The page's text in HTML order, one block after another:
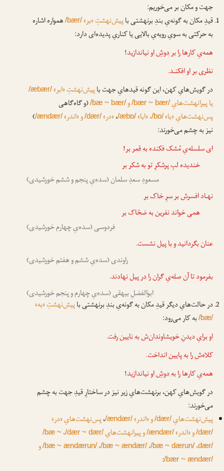
جهت و مکان بر می‌خوریم:
قیدِ مکان به گونه‌یِ بندِ برنهشتی باپیش‌نهشتِ «بر»/bær/همواره اشاره
به حرکتی به سویِ رویه‌یِ بالایی یا کناریِ پدیده‌ای دارد:
همه‌یِ کارها رابر دوشِ اونیاندازید!
نظریبر اوافکنـد.
در گویش‌هایِ کهن، این گونه قیدهایِ جهت باپیش‌نهشتِ «ابر»/æbær/
یا پیرانهشت‌هایِ/bær ~ bær/و/bæ ~ bær/(و گاه‌گاهی
پس‌نهشت‌هایِ «با»/bɒ/، «ابا»/æbɒ/،«در»/dær/و «اندر»/ændær/
)
نیز به چشم می‌خورند:
ای سلسله‌یِ مُشک فکندهبه قمر بر!
خندیده لبِ پرشکرِ تو به شکر بر
مسعودِ سعدِ سلمان (سده‌یِ پنجم و ششم خورشیدی)
نهـاد افسرشبر سرِ خاک بر
همی خواند نفرین به ضحّاک بر
فردوسی (سده‌یِ چهارم خورشیدی)
عنان بگردانید وبا پیلنشست.
راوندی (سده‌یِ ششم و هفتم خورشیدی)
بفرمود تا آن صله‌یِ گران رادر پیلنهادند.
ابوالفضلِ بیهقی (سده‌یِ چهارم و پنجم خورشیدی)
در حالت‌هایِ دیگر قیدِ مکان به گونه‌یِ بندِ برنهشتی باپیش‌نهشتِ «به»
/bæ/به کار می‌رود:
او برایِ دیدنِ خویشاوندان‌شبه نایینرفت.
کلاه‌ش رابه پایینانداخت.
همه‌یِ کارها رابه دوشِ اونیاندازید!
در گویش‌هایِ کهن، برنهشت‌هایِ زیر نیز در ساختارِ قیدِ جهت به چشم
می‌خورند:
پیش‌نهشت‌هایِ/dær/و «اندر»/ændær/،پس‌نهشت‌هایِ «در»
/dær/و «اندر»/ændær/و پیرانهشت‌هایِ/dær ~ dær/، /bæ ~
dær/،/bæ ~ dærun/،/bæ ~ ændær/،/bæ ~ ændærun/و
/bær ~ ændær/
: